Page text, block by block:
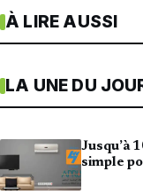
À LIRE AUSSI
LA UNE DU
Jusqu’à
simple